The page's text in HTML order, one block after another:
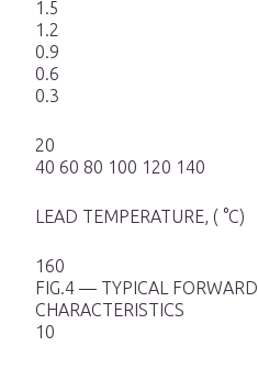
1.5
1.2
0.9
0.6
0.3
20
40 60 80 100 120 140
LEAD TEMPERATURE, ( °C)
160
FIG.4 — TYPICAL FORWARD
CHARACTERISTICS
10